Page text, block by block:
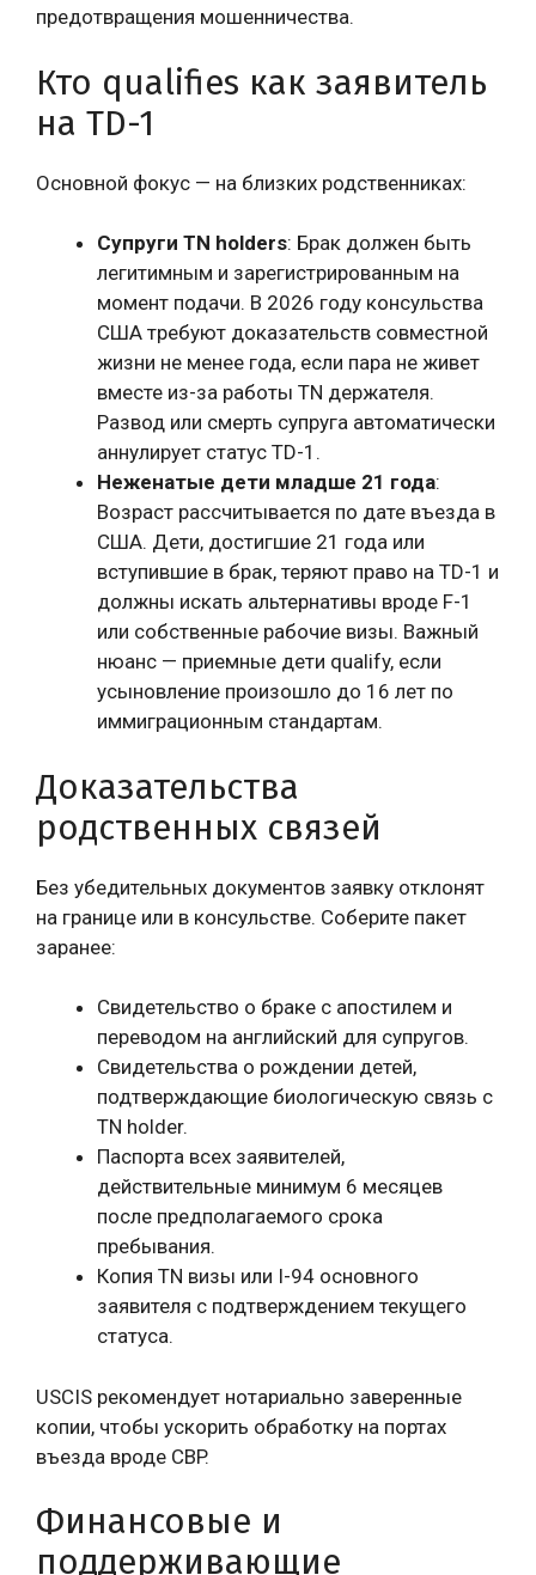
предотвращения мошенничества.
Кто qualifies как заявитель
на TD-1
Основной фокус — на близких родственниках:
Супруги TN holders: Брак должен быть
легитимным и зарегистрированным на
момент подачи. В 2026 году консульства
США требуют доказательств совместной
жизни не менее года, если пара не живет
вместе из-за работы TN держателя.
Развод или смерть супруга автоматически
аннулирует статус TD-1.
Неженатые дети младше 21 года:
Возраст рассчитывается по дате въезда в
США. Дети, достигшие 21 года или
вступившие в брак, теряют право на TD-1 и
должны искать альтернативы вроде F-1
или собственные рабочие визы. Важный
нюанс — приемные дети qualify, если
усыновление произошло до 16 лет по
иммиграционным стандартам.
Доказательства
родственных связей
Без убедительных документов заявку отклонят
на границе или в консульстве. Соберите пакет
заранее:
Свидетельство о браке с апостилем и
переводом на английский для супругов.
Свидетельства о рождении детей,
подтверждающие биологическую связь с
TN holder.
Паспорта всех заявителей,
действительные минимум 6 месяцев
после предполагаемого срока
пребывания.
Копия TN визы или I-94 основного
заявителя с подтверждением текущего
статуса.
USCIS рекомендует нотариально заверенные
копии, чтобы ускорить обработку на портах
въезда вроде CBP.
Финансовые и
поддерживающие